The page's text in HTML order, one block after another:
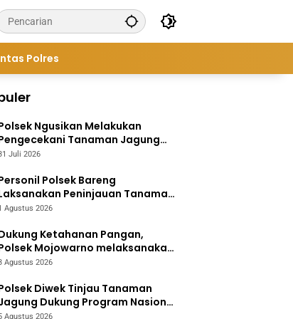
Polres
Ngusikan Melakukan
Tanaman Jagung
Dinas Pertanian melalui
Juli 2026
Polsek Bareng
Peninjauan Tanaman
Dukung Program
Agustus 2026
Ketahanan Pangan,
Mojowarno melaksanakan
Tanaman Jagung
Agustus 2026
Diwek Tinjau Tanaman
Dukung Program Nasional
Cita
Agustus 2026